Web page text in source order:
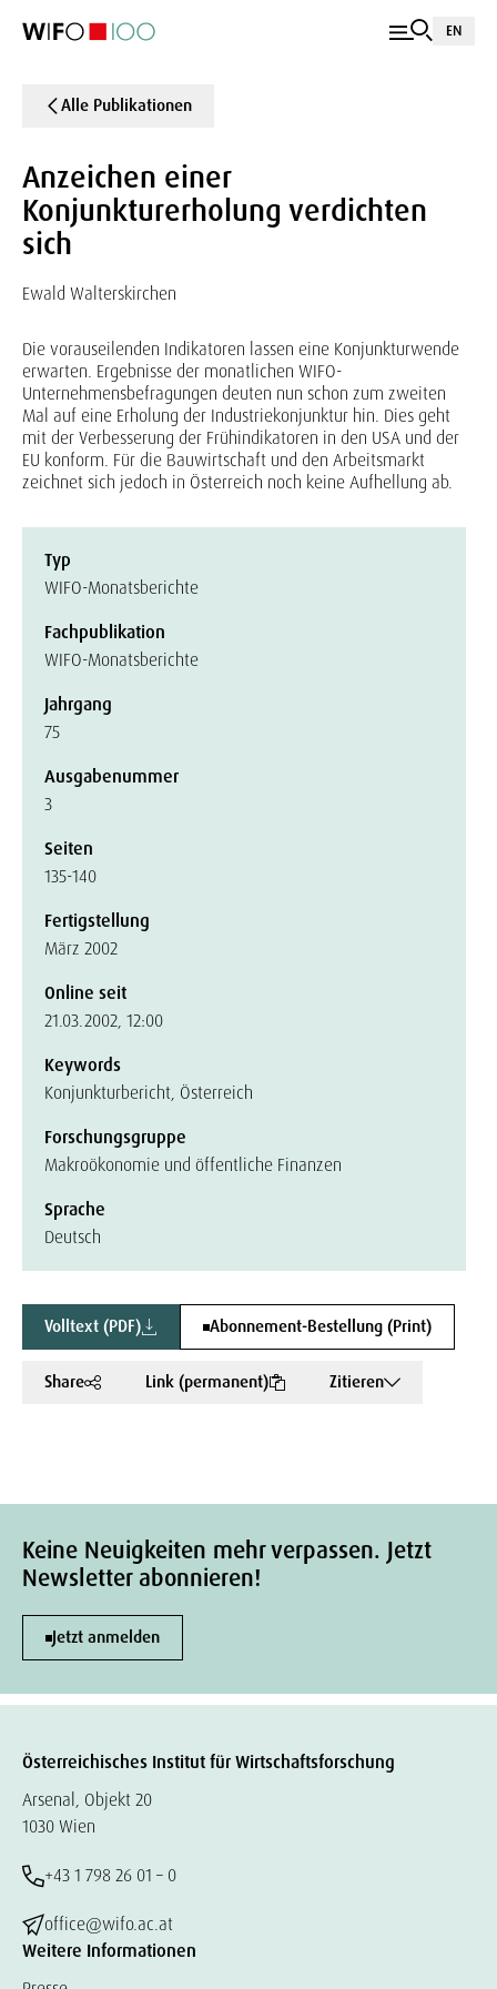
EN
Alle Publikationen
Anzeichen einer
Konjunkturerholung verdichten
sich
Ewald Walterskirchen
Die vorauseilenden Indikatoren lassen eine Konjunkturwende
erwarten. Ergebnisse der monatlichen WIFO-
Unternehmensbefragungen deuten nun schon zum zweiten
Mal auf eine Erholung der Industriekonjunktur hin. Dies geht
mit der Verbesserung der Frühindikatoren in den USA und der
EU konform. Für die Bauwirtschaft und den Arbeitsmarkt
zeichnet sich jedoch in Österreich noch keine Aufhellung ab.
Typ
WIFO-Monatsberichte
Fachpublikation
WIFO-Monatsberichte
Jahrgang
75
Ausgabenummer
3
Seiten
135-140
Fertigstellung
März 2002
Online seit
21.03.2002, 12:00
Keywords
Konjunkturbericht, Österreich
Forschungsgruppe
Makroökonomie und öffentliche Finanzen
Sprache
Deutsch
Volltext (PDF) Abonnement-Bestellung (Print)
Share Link (permanent) Zitieren
Keine Neuigkeiten mehr verpassen. Jetzt
Newsletter abonnieren!
Jetzt anmelden
Österreichisches Institut für Wirtschaftsforschung
Arsenal, Objekt 20
1030 Wien
+43 1 798 26 01 – 0
office@wifo.ac.at
Weitere Informationen